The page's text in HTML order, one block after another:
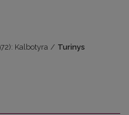
Kalbotyra / Turinys